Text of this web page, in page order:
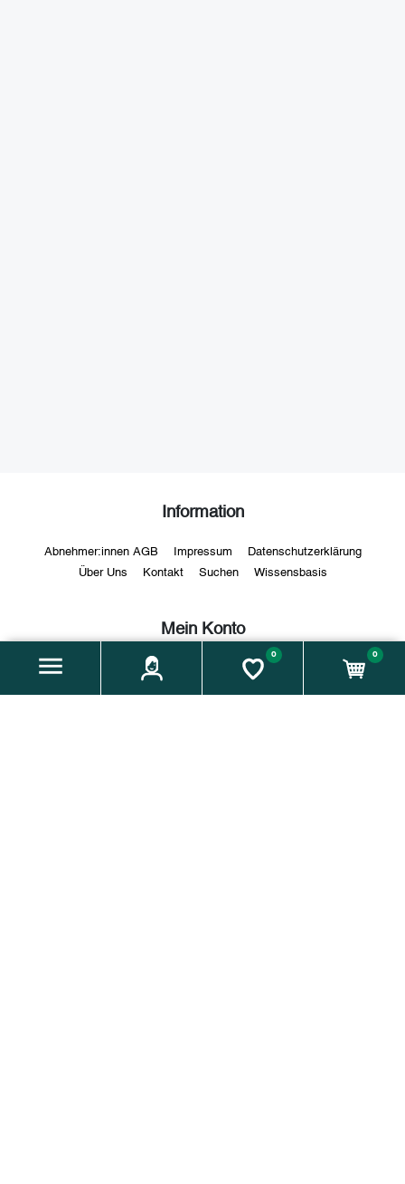
0 0
Information
Abnehmer:innen AGB Impressum Datenschutzerklärung
Über Uns Kontakt Suchen Wissensbasis
Mein Konto
Mein Konto Aufträge Warenkorb Merkliste